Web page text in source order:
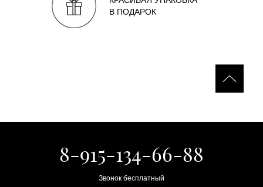
В ПОДАРОК
8-915-134-66-88
Звонок бесплатный